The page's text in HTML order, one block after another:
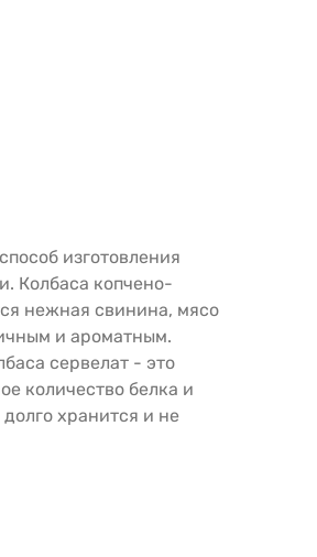
изготовления
Колбаса копчено-
нежная свинина, мясо
и ароматным.
сервелат - это
количество белка и
хранится и не